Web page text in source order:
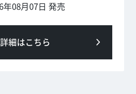
年08月07日 発売
詳細はこちら